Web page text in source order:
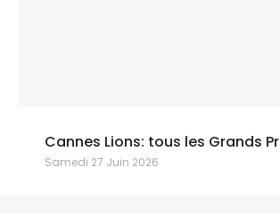
Cannes Lions: tous les Grands
Samedi 27 Juin 2026